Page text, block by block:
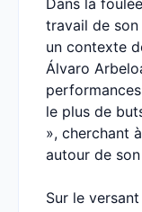
Dans la
travail de son
un contexte
Álvaro
le plus de
», cherchant
autour de
Sur le